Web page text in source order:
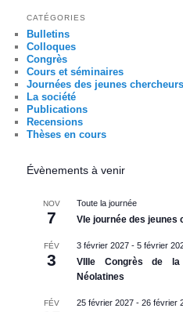
CATÉGORIES
Bulletins
Colloques
Congrès
Cours et séminaires
Journées des jeunes chercheurs
La société
Publications
Recensions
Thèses en cours
Évènements à venir
NOV
7
Toute la journée
VIe journée des jeunes
FÉV
3
3 février 2027 -5 février
VIIIe Congrès de la
Néolatines
FÉV 25 février 2027 -26 février